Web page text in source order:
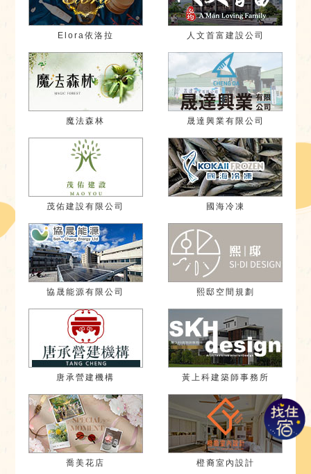
Elora依洛拉 人文首富建設公司
魔法森林 晟達興業有限公司
茂佑建設有限公司 國海冷凍
協晟能源有限公司 熙邸空間規劃
唐承營建機構 黃上科建築師事務所
喬美花店 橙裔室內設計